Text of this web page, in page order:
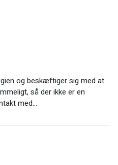
og beskæftiger sig med at
så der ikke er en
med…